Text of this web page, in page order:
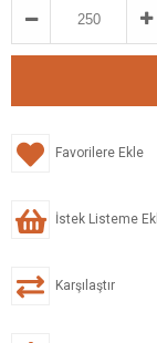
Favorilere Ekle
İstek Listeme
Karşılaştır